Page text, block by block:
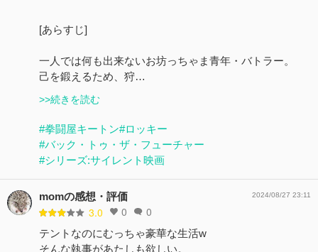
[あらすじ]
一人では何も出来ないお坊っちゃま青年・バトラー。
己を鍛えるため、狩…
>>続きを読む
#拳闘屋キートン#ロッキー
#バック・トゥ・ザ・フューチャー
#シリーズ:サイレント映画
momの感想・評価
3.0 0 0
2024/08/27 23:11
テントなのにむっちゃ豪華な生活w
そんな執事があたしも欲しい。